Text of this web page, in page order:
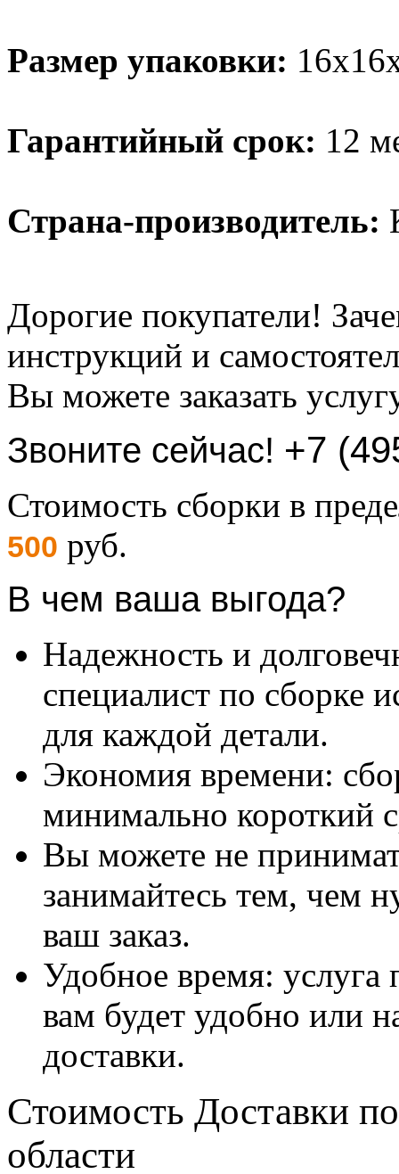
Размер упаковки:
Гарантийный срок: 12
Страна-производитель:
Дорогие покупатели!
инструкций и
Вы можете заказать
Звоните сейчас! +7
Стоимость сборки в
500 руб.
В чем ваша выгода?
Надежность и
специалист по сборке
для каждой детали.
Экономия времени:
минимально короткий
Вы можете не
занимайтесь тем, чем
ваш заказ.
Удобное время: услуга
вам будет удобно или
доставки.
Стоимость Доставки
области